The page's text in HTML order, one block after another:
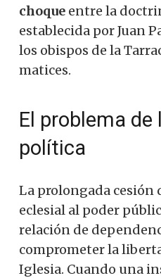
choque entre la
establecida por Juan
los obispos de la
matices.
El problema de
política
La prolongada cesión
eclesial al poder
relación de
comprometer la
Iglesia. Cuando una